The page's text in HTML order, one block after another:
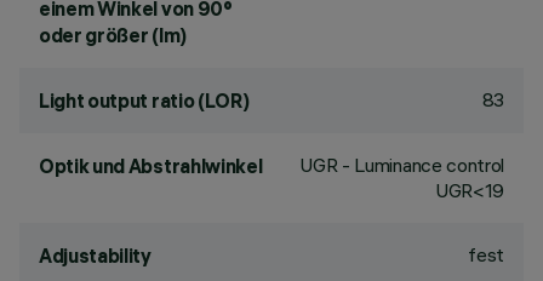
einem Winkel von 90°
oder größer (lm)
Light output ratio (LOR) 83
Optik und Abstrahlwinkel
UGR - Luminance control
UGR<19
Adjustability fest